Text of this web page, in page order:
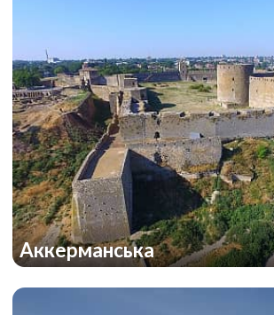
Аккерманська